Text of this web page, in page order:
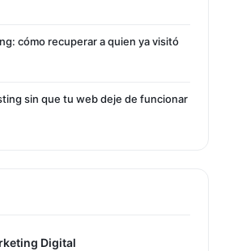
cómo recuperar a quien ya visitó
sin que tu web deje de funcionar
Digital